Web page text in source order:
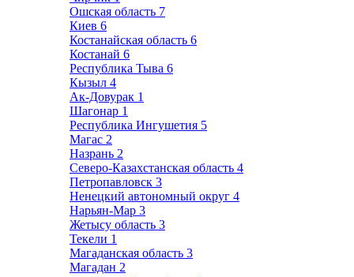
Ошская область 7
Киев 6
Костанайская область 6
Костанай 6
Республика Тыва 6
Кызыл 4
Ак-Довурак 1
Шагонар 1
Республика Ингушетия 5
Магас 2
Назрань 2
Северо-Казахстанская область 4
Петропавловск 3
Ненецкий автономный округ 4
Нарьян-Мар 3
Жетысу область 3
Текели 1
Магаданская область 3
Магадан 2